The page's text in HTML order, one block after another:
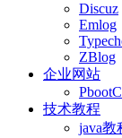
Discuz
Emlog
ZBlog
企业网站
技术教程
java教